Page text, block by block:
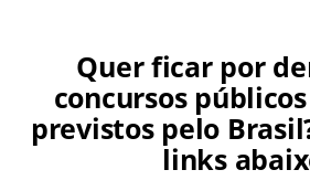
Quer ficar por
concursos
previstos pelo
links